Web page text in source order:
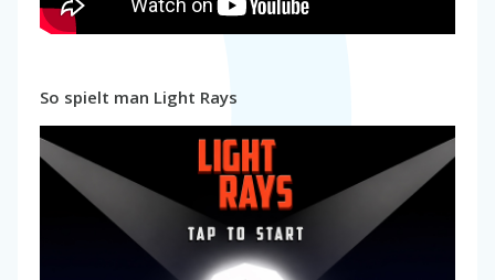
So spielt man Light Rays